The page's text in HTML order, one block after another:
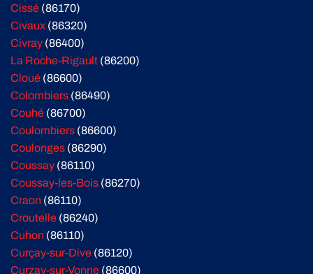
Cissé (86170)
Civaux (86320)
Civray (86400)
La Roche-Rigault (86200)
Cloué (86600)
Colombiers (86490)
Couhé (86700)
Coulombiers (86600)
Coulonges (86290)
Coussay (86110)
Coussay-les-Bois (86270)
Craon (86110)
Croutelle (86240)
Cuhon (86110)
Curçay-sur-Dive (86120)
Curzay-sur-Vonne (86600)